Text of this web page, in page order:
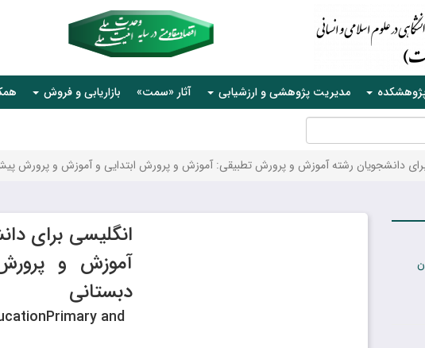
مدیریت پژوهشی و ارزشیابی آثار «سمت» بازاریابی و فروش
دانشجویان رشته آموزش و پرورش تطبیقی: آموزش و پرورش ابتدایی و آموزش و پرورش
انگلیسی برای
آموزش و
دبستانی
and